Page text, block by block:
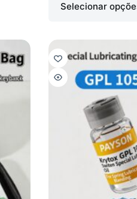
Selecionar